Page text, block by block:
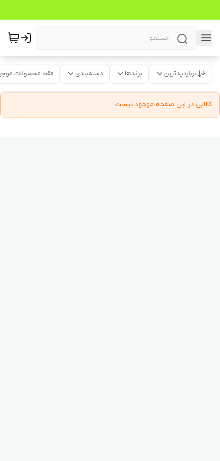
پربازدیدترین برندها دسته‌بندی فقط محصولات
کالایی در این صفحه موجود نیست